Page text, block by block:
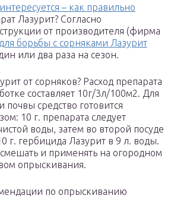
– как правильно
Лазурит? Согласно
от производителя (фирма
борьбы с сорняками Лазурит
или два раза на сезон.
от сорняков? Расход препарата
составляет 10г/3л/100м2. Для
почвы средство готовится
10 г. препарата следует
воды, затем во второй посуде
г. гербицида Лазурит в 9 л. воды.
и применять на огородном
опрыскивания.
по опрыскиванию